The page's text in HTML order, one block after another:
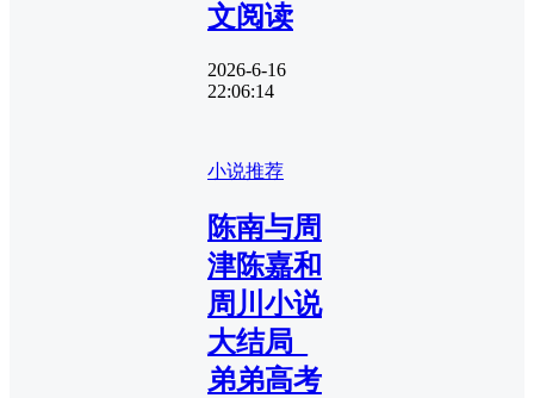
文阅读
2026-6-16
22:06:14
小说推荐
陈南与周
津陈嘉和
周川小说
大结局_
弟弟高考